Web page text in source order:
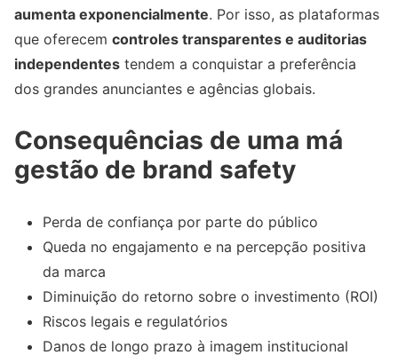
aumenta exponencialmente. Por isso, as plataformas
que oferecem controles transparentes e auditorias
independentes tendem a conquistar a preferência
dos grandes anunciantes e agências globais.
Consequências de uma má
gestão de brand safety
Perda de confiança por parte do público
Queda no engajamento e na percepção positiva
da marca
Diminuição do retorno sobre o investimento (ROI)
Riscos legais e regulatórios
Danos de longo prazo à imagem institucional